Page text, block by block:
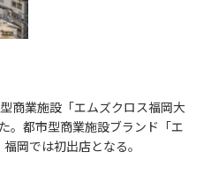
商業施設「エムズクロス福岡大
。都市型商業施設ブランド「エ
岡では初出店となる。